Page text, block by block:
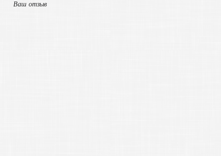
Ваш отзыв